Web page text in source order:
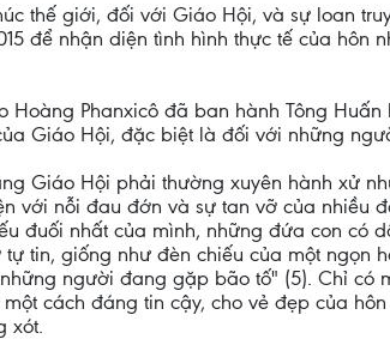
thế giới, đối với Giáo Hội, và sự loan
để nhận diện tình hình thực tế của
Phanxicô đã ban hành Tông
Giáo Hội, đặc biệt là đối với những
Giáo Hội phải thường xuyên hành xử
với nỗi đau đớn và sự tan vỡ của
đuối nhất của mình, những đứa con có
tin, giống như đèn chiếu của một
người đang gặp bão tố" (5). Chỉ có
cách đáng tin cậy, cho vẻ đẹp của
xót.